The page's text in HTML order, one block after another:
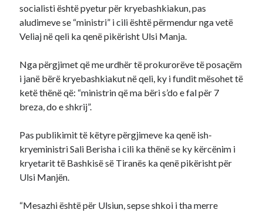
socialisti është pyetur për kryebashkiakun, pas
aludimeve se “ministri” i cili është përmendur nga vetë
Veliaj në qeli ka qenë pikërisht Ulsi Manja.
Nga përgjimet që me urdhër të prokurorëve të posaçëm
i janë bërë kryebashkiakut në qeli, ky i fundit mësohet të
ketë thënë që: “ministrin që ma bëri s’do e fal për 7
breza, do e shkrij”.
Pas publikimit të këtyre përgjimeve ka qenë ish-
kryeministri Sali Berisha i cili ka thënë se ky kërcënim i
kryetarit të Bashkisë së Tiranës ka qenë pikërisht për
Ulsi Manjën.
“Mesazhi është për Ulsiun, sepse shkoi i tha merre